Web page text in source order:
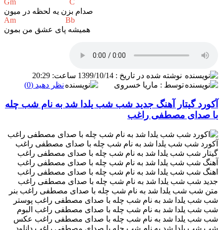
Gm C
صدام بزن یه لحظه در میون
Am Bb
همیشه پای عشق من بمون
نوشته شده در تاریخ : 1399/10/14 ساعت: 20:29
توسط : ماریا خسروی
نظر دهید (0)
گیتار آهنگ جدید شب شب یلدا شد به نام شب چله
مصطفی راغب